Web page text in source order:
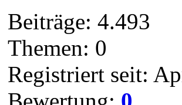
Beiträge: 4.493
Themen: 0
Registriert seit: